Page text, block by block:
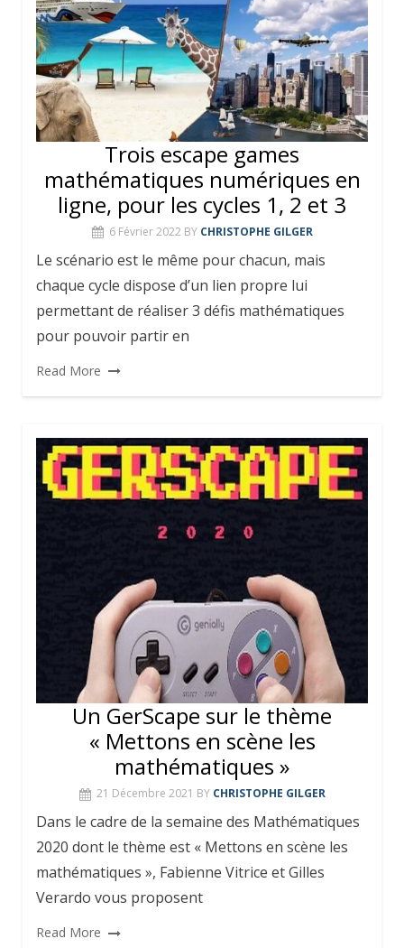
Trois escape games
mathématiques numériques en
ligne, pour les cycles 1, 2 et 3
6 Février 2022 BY CHRISTOPHE GILGER
Le scénario est le même pour chacun, mais
chaque cycle dispose d’un lien propre lui
permettant de réaliser 3 défis mathématiques
pour pouvoir partir en
Read More
Un GerScape sur le thème
« Mettons en scène les
mathématiques »
21 Décembre 2021 BY CHRISTOPHE GILGER
Dans le cadre de la semaine des Mathématiques
2020 dont le thème est « Mettons en scène les
mathématiques », Fabienne Vitrice et Gilles
Verardo vous proposent
Read More